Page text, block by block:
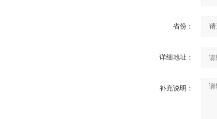
省份：
详细地址：
补充说明：